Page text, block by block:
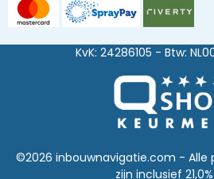
KvK: 24286105 - Btw:
©2026 inbouwnavigatie.com - Alle
zijn inclusief